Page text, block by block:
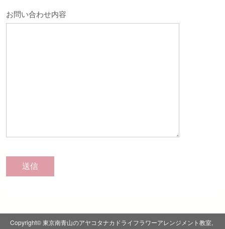
お問い合わせ内容
Copyright© 東京南青山のアヤコタナカドライフラワーアレンジメント教室,